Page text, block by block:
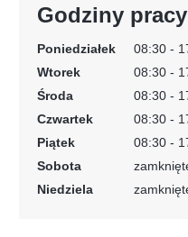
Godziny pracy
Poniedziałek
08:30 -
Wtorek
08:30 -
Środa
08:30 -
Czwartek
08:30 -
Piątek
08:30 -
Sobota
Niedziela